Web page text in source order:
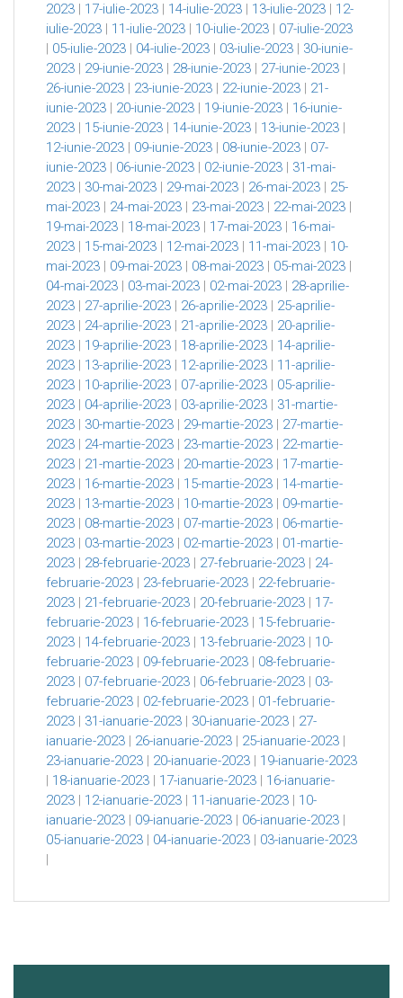
2023 | 17-iulie-2023 | 14-iulie-2023 | 13-iulie-2023 | 12-
iulie-2023 | 11-iulie-2023 | 10-iulie-2023 | 07-iulie-2023
| 05-iulie-2023 | 04-iulie-2023 | 03-iulie-2023 | 30-iunie-
2023 | 29-iunie-2023 | 28-iunie-2023 | 27-iunie-2023 |
26-iunie-2023 | 23-iunie-2023 | 22-iunie-2023 | 21-
iunie-2023 | 20-iunie-2023 | 19-iunie-2023 | 16-iunie-
2023 | 15-iunie-2023 | 14-iunie-2023 | 13-iunie-2023 |
12-iunie-2023 | 09-iunie-2023 | 08-iunie-2023 | 07-
iunie-2023 | 06-iunie-2023 | 02-iunie-2023 | 31-mai-
2023 | 30-mai-2023 | 29-mai-2023 | 26-mai-2023 | 25-
mai-2023 | 24-mai-2023 | 23-mai-2023 | 22-mai-2023 |
19-mai-2023 | 18-mai-2023 | 17-mai-2023 | 16-mai-
2023 | 15-mai-2023 | 12-mai-2023 | 11-mai-2023 | 10-
mai-2023 | 09-mai-2023 | 08-mai-2023 | 05-mai-2023 |
04-mai-2023 | 03-mai-2023 | 02-mai-2023 | 28-aprilie-
2023 | 27-aprilie-2023 | 26-aprilie-2023 | 25-aprilie-
2023 | 24-aprilie-2023 | 21-aprilie-2023 | 20-aprilie-
2023 | 19-aprilie-2023 | 18-aprilie-2023 | 14-aprilie-
2023 | 13-aprilie-2023 | 12-aprilie-2023 | 11-aprilie-
2023 | 10-aprilie-2023 | 07-aprilie-2023 | 05-aprilie-
2023 | 04-aprilie-2023 | 03-aprilie-2023 | 31-martie-
2023 | 30-martie-2023 | 29-martie-2023 | 27-martie-
2023 | 24-martie-2023 | 23-martie-2023 | 22-martie-
2023 | 21-martie-2023 | 20-martie-2023 | 17-martie-
2023 | 16-martie-2023 | 15-martie-2023 | 14-martie-
2023 | 13-martie-2023 | 10-martie-2023 | 09-martie-
2023 | 08-martie-2023 | 07-martie-2023 | 06-martie-
2023 | 03-martie-2023 | 02-martie-2023 | 01-martie-
2023 | 28-februarie-2023 | 27-februarie-2023 | 24-
februarie-2023 | 23-februarie-2023 | 22-februarie-
2023 | 21-februarie-2023 | 20-februarie-2023 | 17-
februarie-2023 | 16-februarie-2023 | 15-februarie-
2023 | 14-februarie-2023 | 13-februarie-2023 | 10-
februarie-2023 | 09-februarie-2023 | 08-februarie-
2023 | 07-februarie-2023 | 06-februarie-2023 | 03-
februarie-2023 | 02-februarie-2023 | 01-februarie-
2023 | 31-ianuarie-2023 | 30-ianuarie-2023 | 27-
ianuarie-2023 | 26-ianuarie-2023 | 25-ianuarie-2023 |
23-ianuarie-2023 | 20-ianuarie-2023 | 19-ianuarie-2023
| 18-ianuarie-2023 | 17-ianuarie-2023 | 16-ianuarie-
2023 | 12-ianuarie-2023 | 11-ianuarie-2023 | 10-
ianuarie-2023 | 09-ianuarie-2023 | 06-ianuarie-2023 |
05-ianuarie-2023 | 04-ianuarie-2023 | 03-ianuarie-2023
|